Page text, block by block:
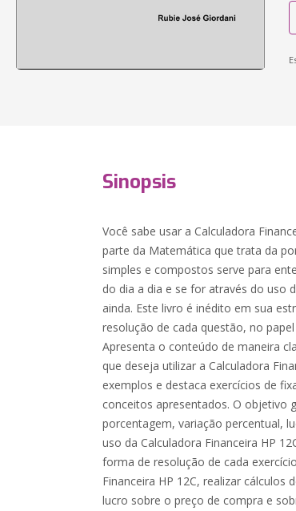
Sinopsis
Você sabe usar a Calculadora
parte da Matemática que trata da
simples e compostos serve para
do dia a dia e se for através do uso
ainda. Este livro é inédito em sua
resolução de cada questão, no
Apresenta o conteúdo de maneira
que deseja utilizar a Calculadora
exemplos e destaca exercícios de
conceitos apresentados. O objetivo
porcentagem, variação percentual,
uso da Calculadora Financeira HP
forma de resolução de cada
Financeira HP 12C, realizar cálculos
lucro sobre o preço de compra e